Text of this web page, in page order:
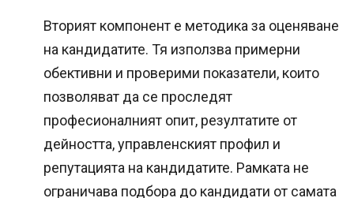
Вторият компонент е методика за оценяване
на кандидатите. Тя използва примерни
обективни и проверими показатели, които
позволяват да се проследят
професионалният опит, резултатите от
дейността, управленският профил и
репутацията на кандидатите. Рамката не
ограничава подбора до кандидати от самата